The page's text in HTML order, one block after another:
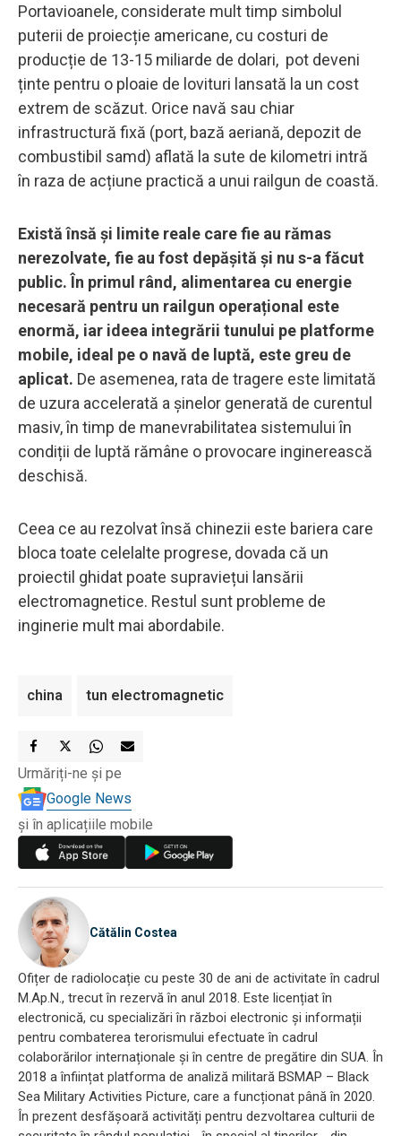
Portavioanele, considerate mult timp simbolul
puterii de proiecție americane, cu costuri de
producție de 13-15 miliarde de dolari, pot deveni
ținte pentru o ploaie de lovituri lansată la un cost
extrem de scăzut. Orice navă sau chiar
infrastructură fixă (port, bază aeriană, depozit de
combustibil samd) aflată la sute de kilometri intră
în raza de acțiune practică a unui railgun de coastă.
Există însă și limite reale care fie au rămas
nerezolvate, fie au fost depășită și nu s-a făcut
public. În primul rând, alimentarea cu energie
necesară pentru un railgun operațional este
enormă, iar ideea integrării tunului pe platforme
mobile, ideal pe o navă de luptă, este greu de
aplicat. De asemenea, rata de tragere este limitată
de uzura accelerată a șinelor generată de curentul
masiv, în timp de manevrabilitatea sistemului în
condiții de luptă rămâne o provocare inginerească
deschisă.
Ceea ce au rezolvat însă chinezii este bariera care
bloca toate celelalte progrese, dovada că un
proiectil ghidat poate supraviețui lansării
electromagnetice. Restul sunt probleme de
inginerie mult mai abordabile.
china tun electromagnetic
Urmăriți-ne și pe
Google News
și în aplicațiile mobile
Cătălin Costea
Ofițer de radiolocație cu peste 30 de ani de activitate în cadrul
M.Ap.N., trecut în rezervă în anul 2018. Este licențiat în
electronică, cu specializări în război electronic și informații
pentru combaterea terorismului efectuate în cadrul
colaborărilor internaționale și în centre de pregătire din SUA. În
2018 a înființat platforma de analiză militară BSMAP – Black
Sea Military Activities Picture, care a funcționat până în 2020.
În prezent desfășoară activități pentru dezvoltarea culturii de